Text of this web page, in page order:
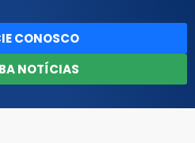
CONOSCO
NOTÍCIAS